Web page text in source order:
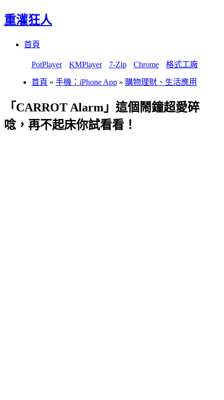
重灌狂人
首頁
PotPlayer KMPlayer 7-Zip Chrome 格式工廠
首頁 » 手機：iPhone App » 購物理財、生活應用
「CARROT Alarm」這個鬧鐘超愛碎
唸，再不起床你試看看！